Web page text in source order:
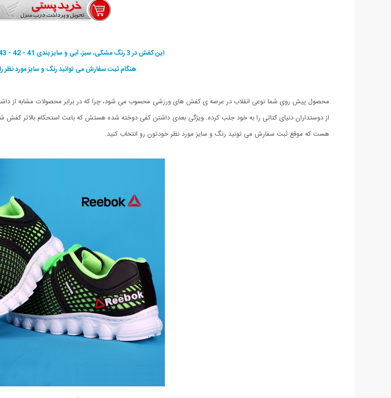
این کفش در 3 رنگ مشکی، سبز، آبی و سایز بندی 41 - 42 - 43 و 44 عرضه شده است.
هنگام ثبت سفارش می توانید رنگ و سایز مورد نظر
محصول پیش روی شما نوعی انقلاب در عرصه ی کفش های ورزشی محسوب می شود، چرا که در برابر محصولات مشابه از
هست که موقع ثبت سفارش می تونید رنگ و سایز مورد نظر خودتون رو انتخاب کنید.